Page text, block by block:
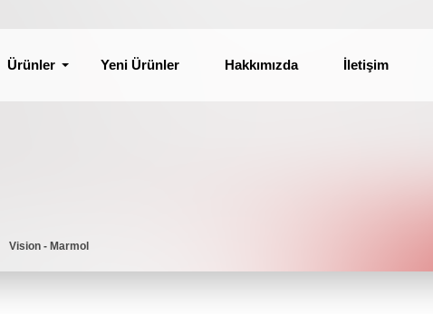
Ürünler Yeni Ürünler Hakkımızda İletişim
Vision - Marmol